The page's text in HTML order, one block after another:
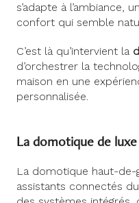
s’adapte à l’ambiance,
confort qui semble
C’est là qu’intervient la
d’orchestrer la
maison en une
personnalisée.
La domotique de
La domotique haut-de-
assistants connectés